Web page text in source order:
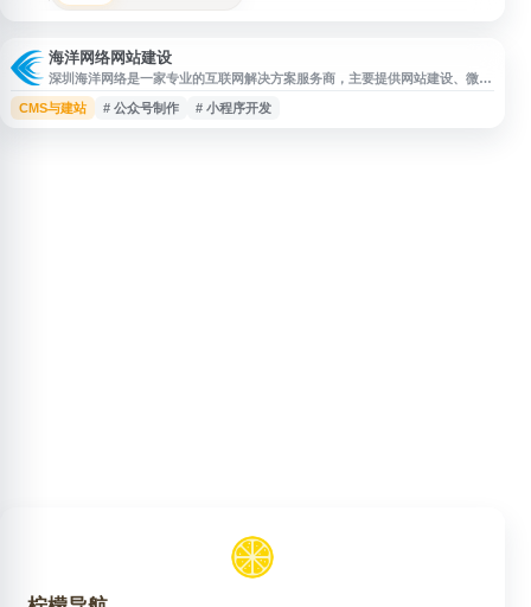
海洋网络网站建设
深圳海洋网络是一家专业的互联网解决方案服务商，主要提供网站建设、微信
小程序开发、公众号设计制作等服务。公司拥有完善的服务体系和详细的技术
文档支持，致力于为企业和个人提供高质量的数字化解决方案。业务涵盖企业
CMS与建站 # 公众号制作 # 小程序开发